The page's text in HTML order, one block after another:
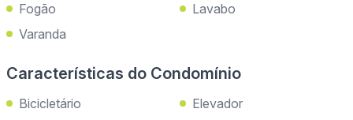
Fogão
Lavabo
Varanda
Características do Condomínio
Bicicletário
Elevador